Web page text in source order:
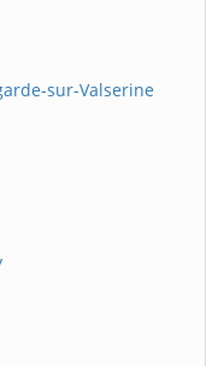
sur-Valserine